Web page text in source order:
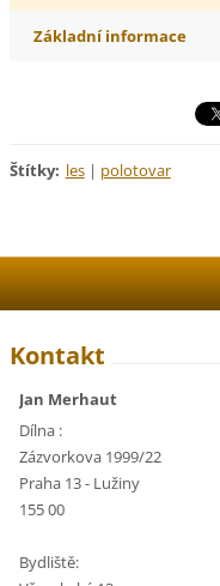
Základní informace
Štítky: les | polotovar
Kontakt
Jan Merhaut
Dílna :
Zázvorkova 1999/22
Praha 13 - Lužiny
155 00
Bydliště: